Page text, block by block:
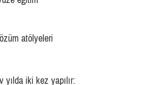
atölyeleri
yılda iki kez yapılır: